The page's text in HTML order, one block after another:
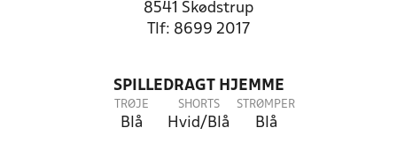
8541 Skødstrup
Tlf: 8699 2017
SPILLEDRAGT HJEMME
TRØJE
Blå
SHORTS
Hvid/Blå
STRØMPER
Blå